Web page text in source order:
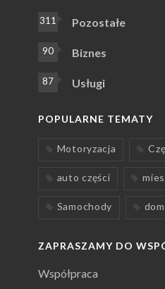
311 Pozostałe
90 Biznes
87 Usługi
POPULARNE TEMATY
Motoryzacja
auto części
Samochody
ZAPRASZAMY DO
Współpraca